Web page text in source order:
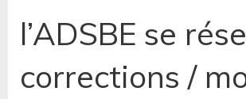
l’ADSBE se
corrections /